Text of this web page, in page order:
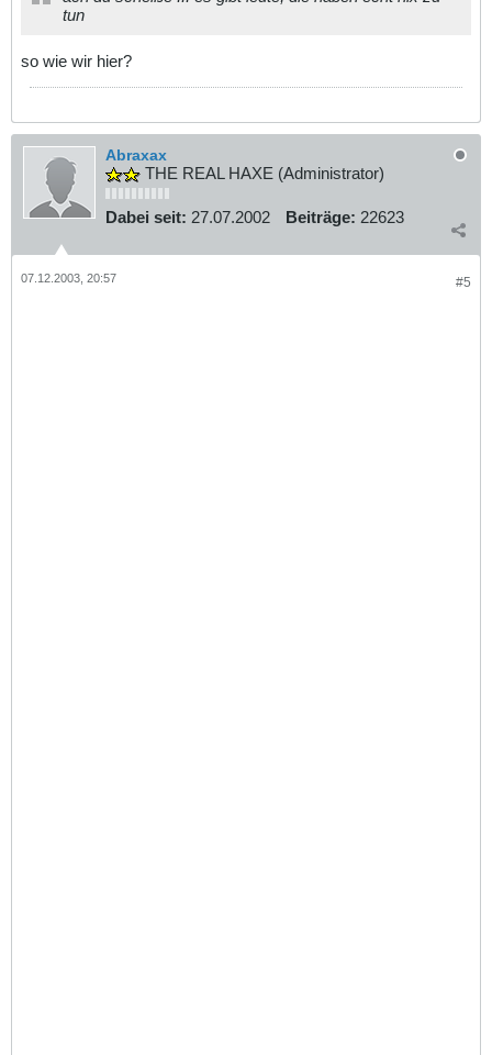
tun
so wie wir hier?
Abraxax
THE REAL HAXE (Administrator)
Dabei seit: 27.07.2002 Beiträge: 22623
#5
07.12.2003, 20:57